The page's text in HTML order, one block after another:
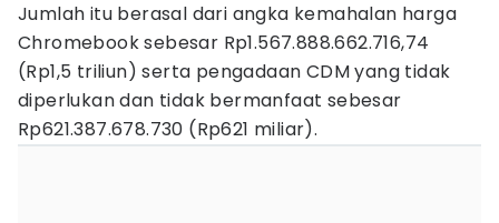
Jumlah itu berasal dari angka kemahalan harga
Chromebook sebesar Rp1.567.888.662.716,74
(Rp1,5 triliun) serta pengadaan CDM yang tidak
diperlukan dan tidak bermanfaat sebesar
Rp621.387.678.730 (Rp621 miliar).